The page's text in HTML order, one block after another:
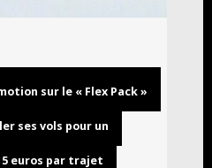
sur le « Flex Pack »
ses vols pour un
euros par trajet